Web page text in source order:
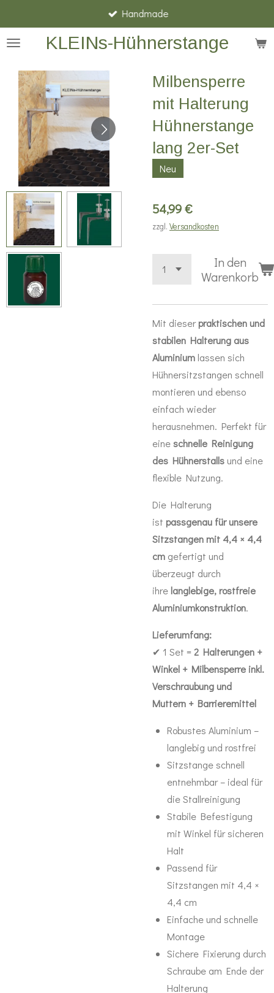
Hauptinhalt
springen KLEINs-Hühnerstange
Handmade
Milbensperre
mit Halterung
Hühnerstange
lang 2er-Set
Neu
54,99 €
zzgl. Versandkosten
In den
Warenkorb
Mit dieser praktischen und
stabilen Halterung aus
Aluminium lassen sich
Hühnersitzstangen schnell
montieren und ebenso
einfach wieder
herausnehmen. Perfekt für
eineschnelle Reinigung
des Hühnerstalls und eine
flexible Nutzung.
Die Halterung
ist passgenau für unsere
Sitzstangen mit 4,4 × 4,4
cm gefertigt und
überzeugt durch
ihre langlebige, rostfreie
Aluminiumkonstruktion.
Lieferumfang:
✔ 1 Set =2 Halterungen +
Winkel + Milbensperre inkl.
Verschraubung und
Muttern + Barrieremittel
Robustes Aluminium –
langlebig und rostfrei
Sitzstange schnell
entnehmbar – ideal für
die Stallreinigung
Stabile Befestigung
mit Winkel für sicheren
Halt
Passend für
Sitzstangen mit 4,4 ×
4,4 cm
Einfache und schnelle
Montage
Sichere Fixierung durch
Schraube am Ende der
Halterung